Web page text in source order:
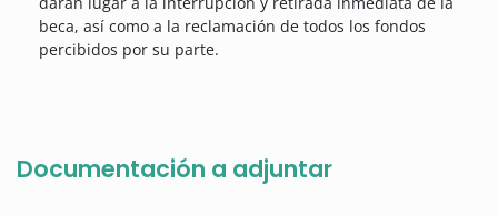
beca, así como a la reclamación de todos los fondos
percibidos por su parte.
Documentación a adjuntar